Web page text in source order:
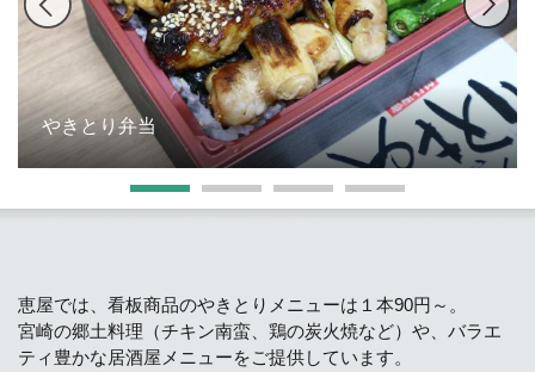
やきとり弁当
恵屋では、看板商品のやきとりメニューは１本90円～。
宮崎の郷土料理（チキン南蛮、鶏の炭火焼など）や、バラエ
ティ豊かな居酒屋メニューをご提供しています。